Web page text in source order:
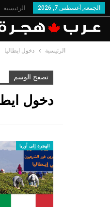
الجمعة, أغسطس 7, 2026 الرئيسية
الرئيسية دخول ايطاليا
تصفح الوسم
دخول
الهجرة إلى أوربا